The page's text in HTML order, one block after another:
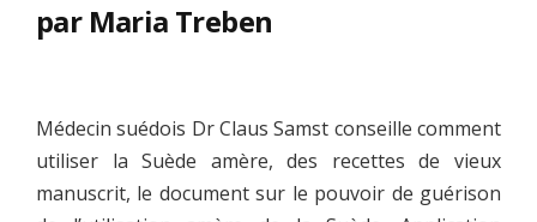
par Maria Treben
Médecin suédois Dr Claus Samst conseille comment
utiliser la Suède amère, des recettes de vieux
manuscrit, le document sur le pouvoir de guérison